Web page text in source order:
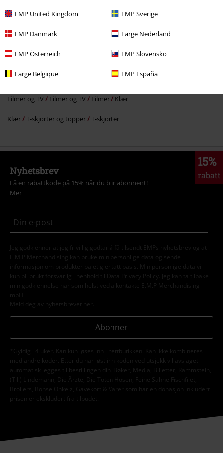
EMP United Kingdom EMP Sverige
EMP Danmark Large Nederland
EMP Österreich EMP Slovensko
Large Belgique EMP España
Filmer og TV Disney Bambi Klær T-skjorter
Filmer og TV Klær T-skjorter og topper T-skjorter
Klær & tilbehør Topper T-skjorter
Filmer og TV Filmer og TV Filmer Klær
Klær T-skjorter og topper T-skjorter
15%
rabatt
Nyhetsbrev
Få en rabattkode på 15% når du blir abonnent!
Mer
Jeg godkjenner at jeg frivillig godtar å få tilsendt EMPs nyhetsbrev og at
E.M.P Merchandising kan bruke min personlige data og sende
informasjon om produkter på et gjentatt basis. Min personlige data vil
kun bli brukt forsvarlig i henhold til
Data Privacy Policy
. Jeg kan ta tilbake
min godkjennelse når som helst ved å kontakte E.M.P Merchandising
mbH
Meld deg av nyhetsbrevet her
Abonner
*Gyldig i 4 uker. Kan kun løses inn i nettbutikken. Kan ikke kombineres
med andre koder. Etter du har løst inn koden ved utsjekk vil avslaget
automatisk legges til bestillingen din. Bøker, Media, Billetter, Rammstein,
(Till) Lindemann, Die Ärzte, Die Toten Hosen, Feine Sahne Fischfilet,
Broilers, Böhse Onkelz, Gavekort & Varer som har en donasjon inkludert i
prisen er ekskludert fra tilbudet.